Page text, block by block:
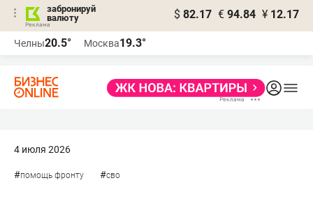
забронируй
валюту
$ 82.17 € 94.84 ¥ 12.17
Челны20.5° Москва19.3°
4 июля 2026
#помощь фронту #сво